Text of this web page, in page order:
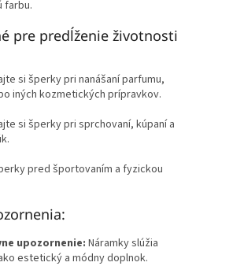
farbu.
pre predĺženie životnosti
si šperky pri nanášaní parfumu,
iných kozmetických prípravkov.
si šperky pri sprchovaní, kúpaní a
pred športovaním a fyzickou
upozornenie: Náramky slúžia
estetický a módny doplnok.